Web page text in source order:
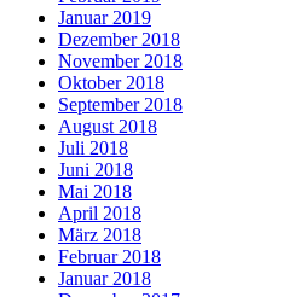
Januar 2019
Dezember 2018
November 2018
Oktober 2018
September 2018
August 2018
Juli 2018
Juni 2018
Mai 2018
April 2018
März 2018
Februar 2018
Januar 2018